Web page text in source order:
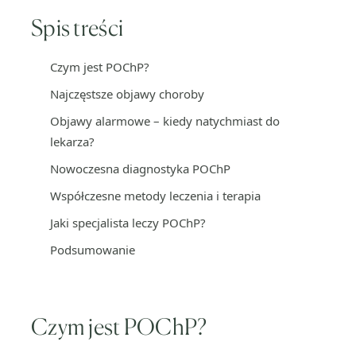
Spis treści
Czym jest POChP?
Najczęstsze objawy choroby
Objawy alarmowe – kiedy natychmiast do
lekarza?
Nowoczesna diagnostyka POChP
Współczesne metody leczenia i terapia
Jaki specjalista leczy POChP?
Podsumowanie
Czym jest POChP?